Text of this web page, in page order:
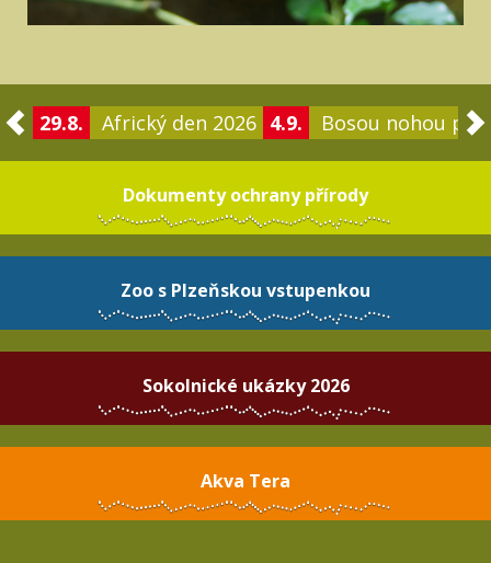
29.8. Africký den 2026 4.9. Bosou nohou po
Dokumenty ochrany přírody
Zoo s Plzeňskou vstupenkou
Sokolnické ukázky 2026
Akva Tera